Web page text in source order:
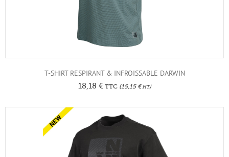
T-SHIRT RESPIRANT & INFROISSABLE DARWIN
18,18 €TTC(15,15 €HT)